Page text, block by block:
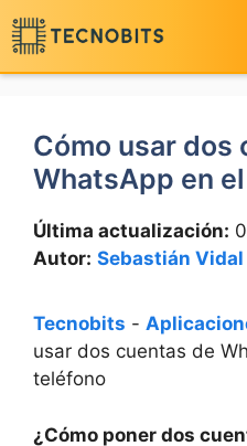
Saltar
al
contenido
Cómo usar dos
WhatsApp en
Última actualización:
Autor: Sebastián Vidal
Tecnobits -
usar dos cuentas de
teléfono
¿Cómo poner dos